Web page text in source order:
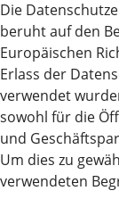
Die
beruht auf den
Europäischen
Erlass der
verwendet
sowohl für die
und
Um dies zu
verwendeten